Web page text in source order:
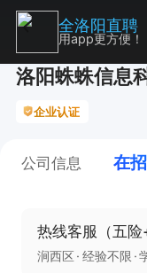
洛阳蛛蛛信息
企业认证
公司信息 在
热线客服（五险
涧西区 经验不限
全洛阳直聘
用app更方便！